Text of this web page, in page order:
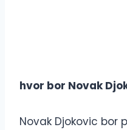
hvor bor Novak
Novak Djokovic bor